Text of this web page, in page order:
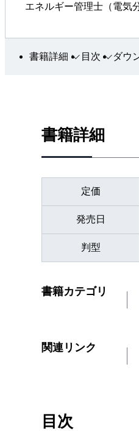
エネルギー管理士（電気
書籍詳細 目次 ダウ
書籍詳細
定価
発売日
判型
書籍カテゴリ
関連リンク
目次